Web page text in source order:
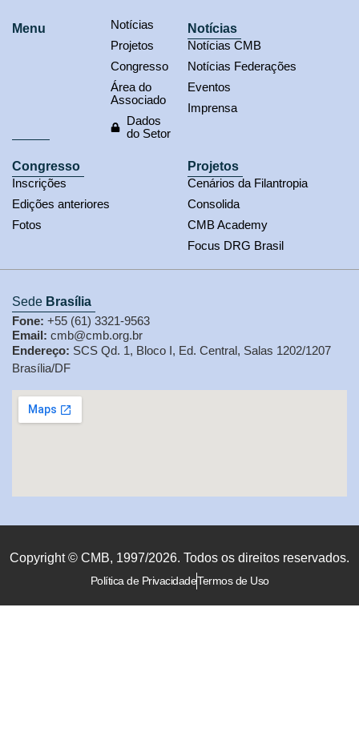
Menu
Notícias
Projetos
Congresso
Área do
Associado
Dados
do Setor
Notícias
Notícias CMB
Notícias Federações
Eventos
Imprensa
Congresso
Inscrições
Edições anteriores
Fotos
Projetos
Cenários da Filantropia
Consolida
CMB Academy
Focus DRG Brasil
Sede Brasília
Fone: +55 (61) 3321-9563
Email: cmb@cmb.org.br
Endereço: SCS Qd. 1, Bloco I, Ed. Central, Salas 1202/1207
Brasília/DF
Copyright © CMB, 1997/2026. Todos os direitos reservados.
Política de PrivacidadeTermos de Uso